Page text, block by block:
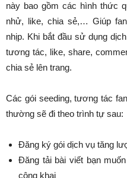
này bao gồm các hình thức
nhử, like, chia sẻ,… Giúp
nhịp. Khi bắt đầu sử dụng
tương tác, like, share,
chia sẻ lên trang.
Các gói seeding, tương tác
thường sẽ đi theo trình tự sau:
Đăng ký gói dịch vụ tăng
Đăng tải bài viết bạn
công khai